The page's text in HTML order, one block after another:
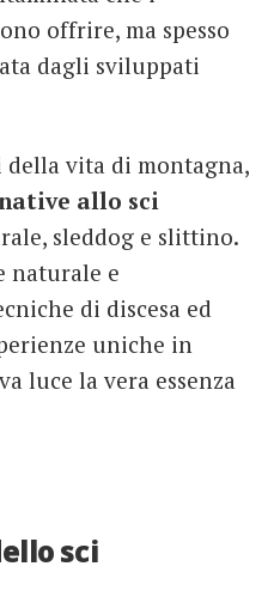
offrire, ma spesso
dagli sviluppati
vita di montagna,
allo sci
sleddog e slittino.
naturale e
di discesa ed
uniche in
luce la vera essenza
sci